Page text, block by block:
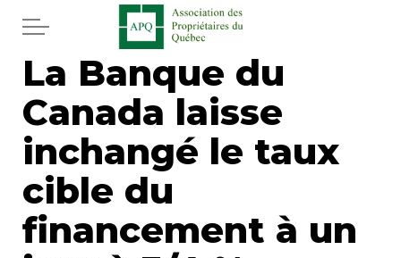
Aller au contenu principal
Accueil
Services
Actualités
Journal
La Banque du
Canada laisse
inchangé le taux
cible du
financement à un